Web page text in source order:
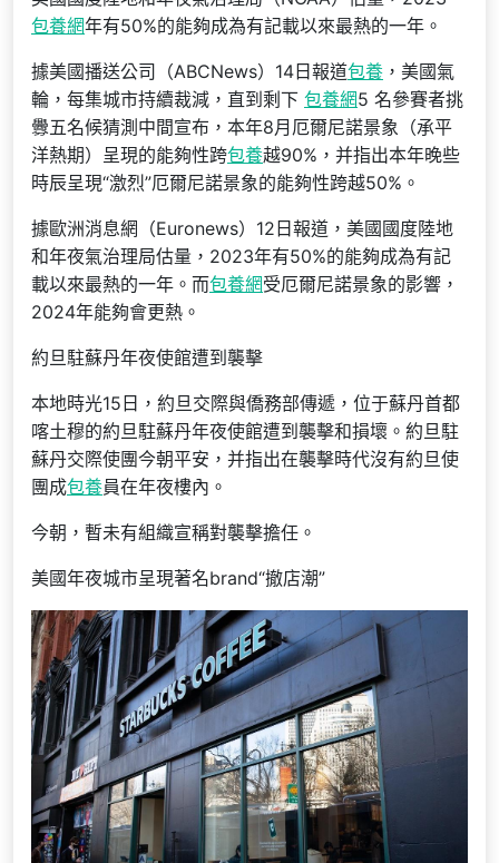
包養網年有50%的能夠成為有記載以來最熱的一年。
據美國播送公司（ABCNews）14日報道包養 ，美國氣
輪，每集城市持續裁減，直到剩下 包養網5 名參賽者挑
釁五名候猜測中間宣布，本年8月厄爾尼諾景象（承平
洋熱期）呈現的能夠性跨包養越90%，并指出本年晚些
時辰呈現“激烈”厄爾尼諾景象的能夠性跨越50%。
據歐洲消息網（Euronews）12日報道，美國國度陸地
和年夜氣治理局估量，2023年有50%的能夠成為有記
載以來最熱的一年。而包養網受厄爾尼諾景象的影響，
2024年能夠會更熱。
約旦駐蘇丹年夜使館遭到襲擊
本地時光15日，約旦交際與僑務部傳遞，位于蘇丹首都
喀土穆的約旦駐蘇丹年夜使館遭到襲擊和損壞。約旦駐
蘇丹交際使團今朝平安，并指出在襲擊時代沒有約旦使
團成包養員在年夜樓內。
今朝，暫未有組織宣稱對襲擊擔任。
美國年夜城市呈現著名brand“撤店潮”